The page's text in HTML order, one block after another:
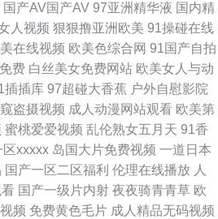
日在线 九一免费观看 五月天综合网 超碰免费
美在线观看 国产aaa 琪琪影院午夜 最近更新
韩一区中文 91视频网站在 激情午夜网站 天堂
桃在线观看 亚洲欧美另类同性 国产黄a三级
十六区 国产野花视频精 日韩人妻伦理 91论
国产AV国产AV 97亚洲精华液 国内精
人视频 狠狠撸亚洲欧美 91操碰在线
在线视频 欧美色综合网 91国产自拍
费 白丝美女免费网站 欧美女人与动
插插库 97超碰大香蕉 户外自慰影院
盗摄视频 成人动漫网站观看 欧美第
蜜桃爱爱视频 乱伦熟女五月天 91香
区xxxxx 岛国大片免费视频 一道日本
国产一区二区福利 伦理在线播放 人
国产一级片内射 夜夜骑青青草 欧
频 免费黄色毛片 成人精品无码视频